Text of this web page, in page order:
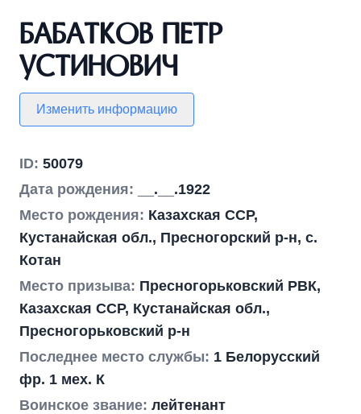
Бабатков Петр
Устинович
Изменить информацию
ID: 50079
Дата рождения:
__.__.1922
Место рождения: Казахская ССР,
Кустанайская обл., Пресногорский р-н, с.
Котан
Место призыва: Пресногорьковский РВК,
Казахская ССР, Кустанайская обл.,
Пресногорьковский р-н
Последнее место службы: 1 Белорусский
фр. 1 мех. К
Воинское звание: лейтенант